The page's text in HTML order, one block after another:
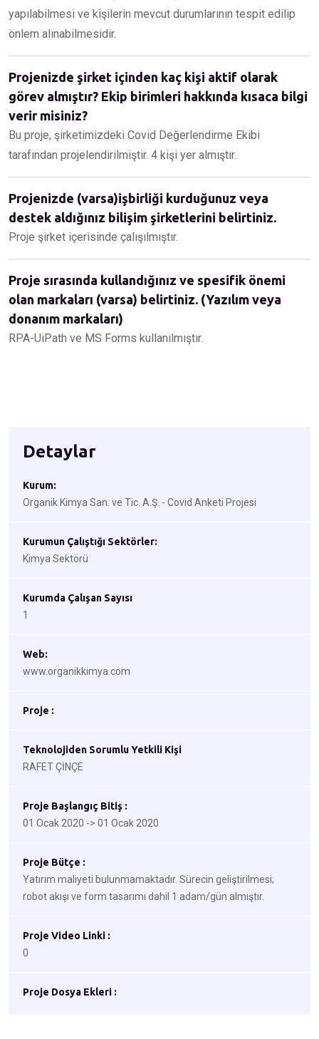
yapılabilmesi ve kişilerin mevcut durumlarının tespit edilip
önlem alınabilmesidir.
Projenizde şirket içinden kaç kişi aktif olarak
görev almıştır? Ekip birimleri hakkında kısaca bilgi
verir misiniz?
Bu proje, şirketimizdeki Covid Değerlendirme Ekibi
tarafından projelendirilmiştir. 4 kişi yer almıştır.
Projenizde (varsa)işbirliği kurduğunuz veya
destek aldığınız bilişim şirketlerini belirtiniz.
Proje şirket içerisinde çalışılmıştır.
Proje sırasında kullandığınız ve spesifik önemi
olan markaları (varsa) belirtiniz. (Yazılım veya
donanım markaları)
RPA-UiPath ve MS Forms kullanılmıştır.
Detaylar
Kurum:
Organik Kimya San. ve Tic. A.Ş. - Covid Anketi Projesi
Kurumun Çalıştığı Sektörler:
Kimya Sektörü
Kurumda Çalışan Sayısı
1
Web:
www.organikkimya.com
Proje :
Teknolojiden Sorumlu Yetkili Kişi
RAFET ÇİNÇE
Proje Başlangıç Bitiş :
01 Ocak 2020 -> 01 Ocak 2020
Proje Bütçe :
Yatırım maliyeti bulunmamaktadır. Sürecin geliştirilmesi;
robot akışı ve form tasarımı dahil 1 adam/gün almıştır.
Proje Video Linki :
0
Proje Dosya Ekleri :